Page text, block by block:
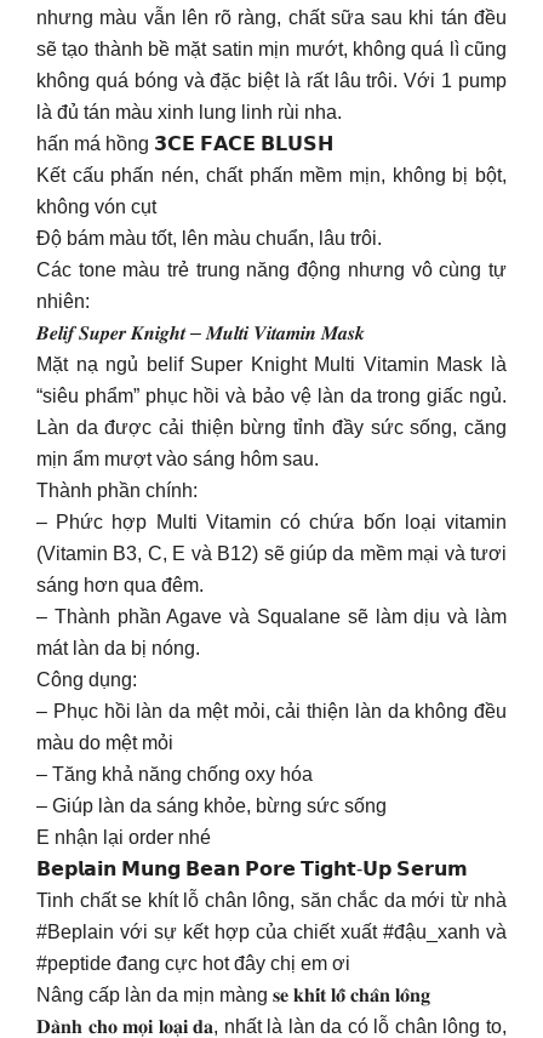
nhưng màu vẫn lên rõ ràng, chất sữa sau khi tán đều
sẽ tạo thành bề mặt satin mịn mướt, không quá lì cũng
không quá bóng và đặc biệt là rất lâu trôi. Với 1 pump
là đủ tán màu xinh lung linh rùi nha.
hấn má hồng 𝟯𝗖𝗘 𝗙𝗔𝗖𝗘 𝗕𝗟𝗨𝗦𝗛
Kết cấu phấn nén, chất phấn mềm mịn, không bị bột,
không vón cụt
Độ bám màu tốt, lên màu chuẩn, lâu trôi.
Các tone màu trẻ trung năng động nhưng vô cùng tự
nhiên:
𝑩𝒆𝒍𝒊𝒇 𝑺𝒖𝒑𝒆𝒓 𝑲𝒏𝒊𝒈𝒉𝒕 – 𝑴𝒖𝒍𝒕𝒊 𝑽𝒊𝒕𝒂𝒎𝒊𝒏 𝑴𝒂𝒔𝒌
Mặt nạ ngủ belif Super Knight Multi Vitamin Mask là
“siêu phẩm” phục hồi và bảo vệ làn da trong giấc ngủ.
Làn da được cải thiện bừng tỉnh đầy sức sống, căng
mịn ẩm mượt vào sáng hôm sau.
Thành phần chính:
– Phức hợp Multi Vitamin có chứa bốn loại vitamin
(Vitamin B3, C, E và B12) sẽ giúp da mềm mại và tươi
sáng hơn qua đêm.
– Thành phần Agave và Squalane sẽ làm dịu và làm
mát làn da bị nóng.
Công dụng:
– Phục hồi làn da mệt mỏi, cải thiện làn da không đều
màu do mệt mỏi
– Tăng khả năng chống oxy hóa
– Giúp làn da sáng khỏe, bừng sức sống
E nhận lại order nhé
𝗕𝗲𝗽𝗹𝗮𝗶𝗻 𝗠𝘂𝗻𝗴 𝗕𝗲𝗮𝗻 𝗣𝗼𝗿𝗲 𝗧𝗶𝗴𝗵𝘁-𝗨𝗽 𝗦𝗲𝗿𝘂𝗺
Tinh chất se khít lỗ chân lông, săn chắc da mới từ nhà
#Beplain với sự kết hợp của chiết xuất #đậu_xanh và
#peptide đang cực hot đây chị em ơi
Nâng cấp làn da mịn màng 𝐬𝐞 𝐤𝐡𝐢́𝐭 𝐥𝐨̂̃ 𝐜𝐡𝐚̂𝐧 𝐥𝐨̂𝐧𝐠
𝐃𝐚̀𝐧𝐡 𝐜𝐡𝐨 𝐦𝐨̣𝐢 𝐥𝐨𝐚̣𝐢 𝐝𝐚, nhất là làn da có lỗ chân lông to,